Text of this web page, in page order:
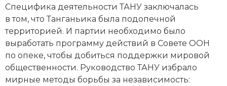
Специфика деятельности ТАНУ заключалась
в том, что Танганьика была подопечной
территорией. И партии необходимо было
выработать программу действий в Совете ООН
по опеке, чтобы добиться поддержки мировой
общественности. Руководство ТАНУ избрало
мирные методы борьбы за независимость: